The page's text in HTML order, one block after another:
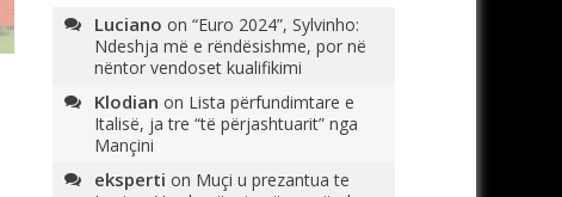
Luciano on “Euro 2024”, Sylvinho:
Ndeshja më e rëndësishme, por në
nëntor vendoset kualifikimi
Klodian on Lista përfundimtare e
Italisë, ja tre “të përjashtuarit” nga
Mançini
eksperti on Muçi u prezantua te